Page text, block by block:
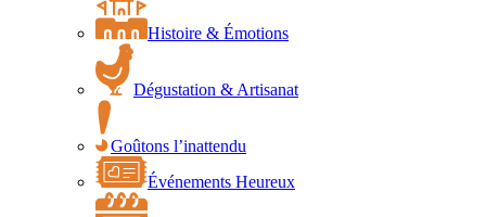
Histoire & Émotions
Dégustation & Artisanat
Goûtons l’inattendu
Événements Heureux